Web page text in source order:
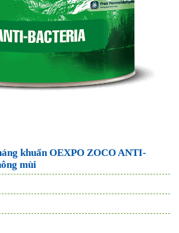
khuẩn OEXPO ZOCO ANTI-
mùi